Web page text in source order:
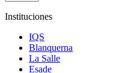
Instituciones
IQS
Blanquerna
La Salle
Esade